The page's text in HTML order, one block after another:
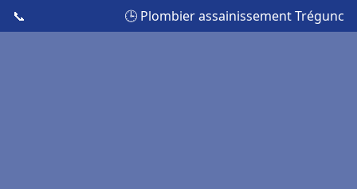
📞 🕒 Plombier assainissement Trégunc